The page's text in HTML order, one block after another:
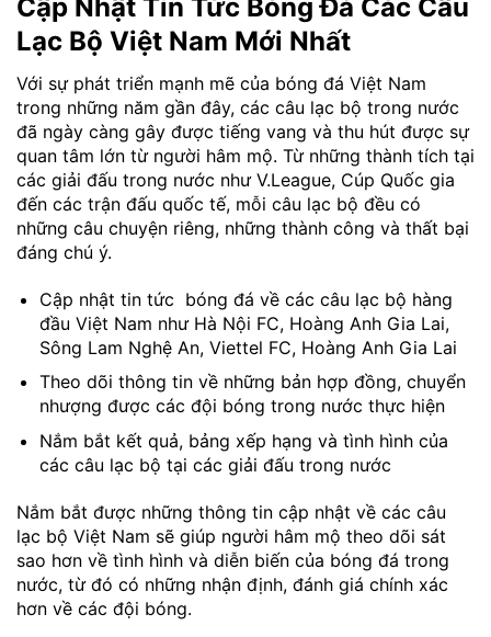
Cập Nhật Tin Tức Bóng Đá Các Câu
Lạc Bộ Việt Nam Mới Nhất
Với sự phát triển mạnh mẽ của bóng đá Việt Nam
trong những năm gần đây, các câu lạc bộ trong nước
đã ngày càng gây được tiếng vang và thu hút được sự
quan tâm lớn từ người hâm mộ. Từ những thành tích tại
các giải đấu trong nước như V.League, Cúp Quốc gia
đến các trận đấu quốc tế, mỗi câu lạc bộ đều có
những câu chuyện riêng, những thành công và thất bại
đáng chú ý.
Cập nhật tin tức bóng đá về các câu lạc bộ hàng
đầu Việt Nam như Hà Nội FC, Hoàng Anh Gia Lai,
Sông Lam Nghệ An, Viettel FC, Hoàng Anh Gia Lai
Theo dõi thông tin về những bản hợp đồng, chuyển
nhượng được các đội bóng trong nước thực hiện
Nắm bắt kết quả, bảng xếp hạng và tình hình của
các câu lạc bộ tại các giải đấu trong nước
Nắm bắt được những thông tin cập nhật về các câu
lạc bộ Việt Nam sẽ giúp người hâm mộ theo dõi sát
sao hơn về tình hình và diễn biến của bóng đá trong
nước, từ đó có những nhận định, đánh giá chính xác
hơn về các đội bóng.